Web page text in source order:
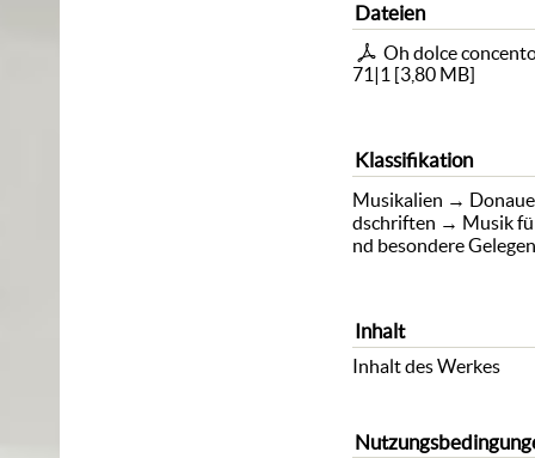
Dateien
Oh dolce
71|1 [3,80 MB]
Klassifikation
Musikalien →
dschriften → Musik
nd besondere
Inhalt
Inhalt des Werkes